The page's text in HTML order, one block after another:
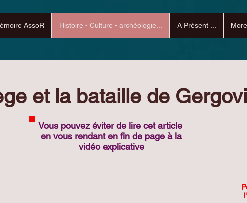
AssoR Histoire - Culture - archéologie... A Présent ... More
et la bataille de
Vous pouvez éviter de lire cet article
en vous rendant en fin de page à la
vidéo explicative